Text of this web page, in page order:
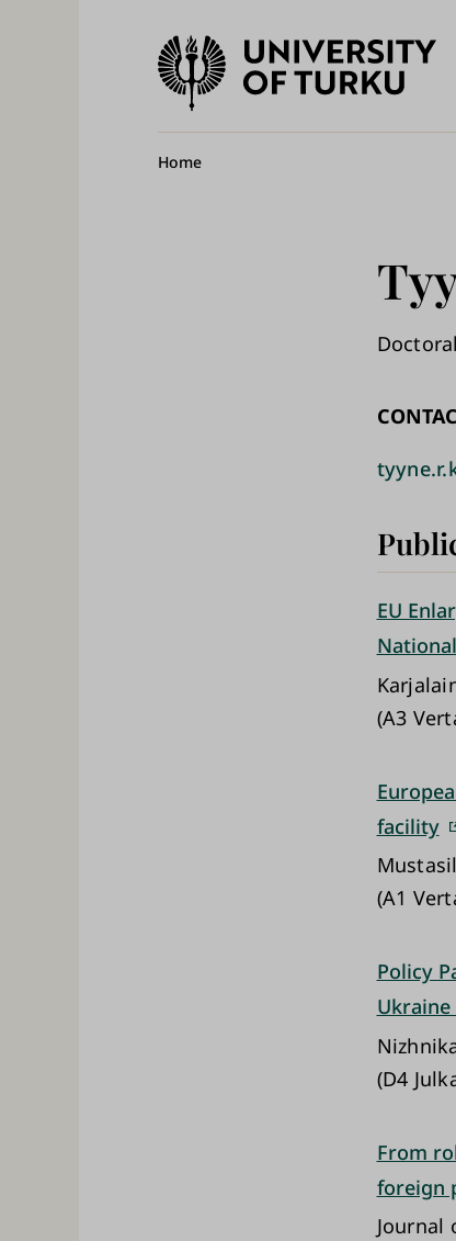
University
of
Turku
Breadcrumb
Home
EU
(A3
facility
(A1
Policy
Ukraine
(D4
From
foreign
Journal